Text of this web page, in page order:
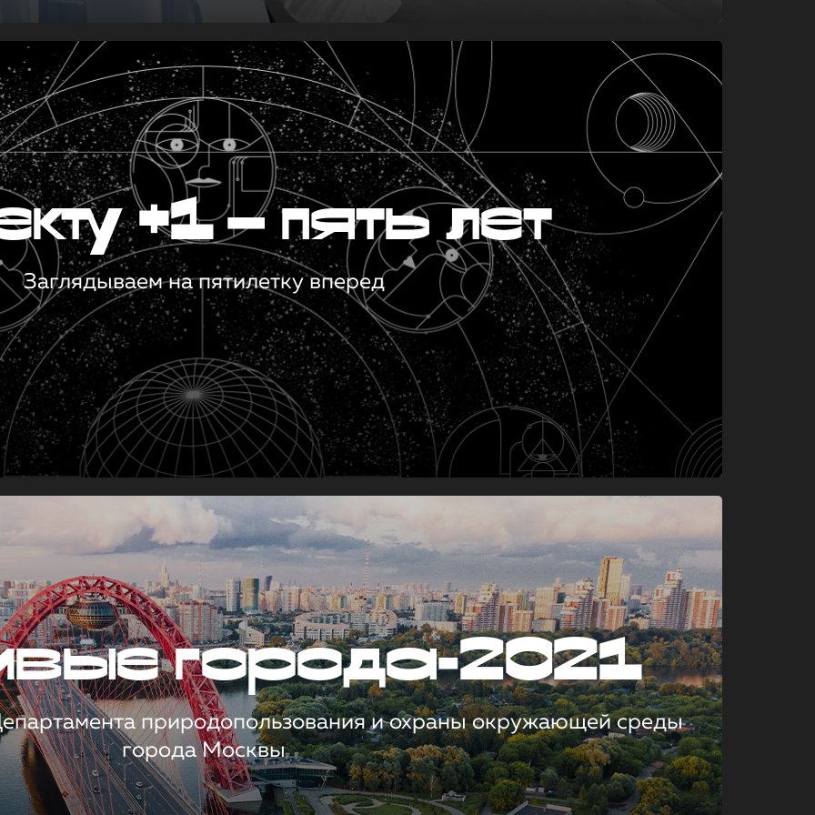
+1 — пять лет
Заглядываем на пятилетку вперед
города-2021
природопользования и охраны окружающей среды
города Москвы